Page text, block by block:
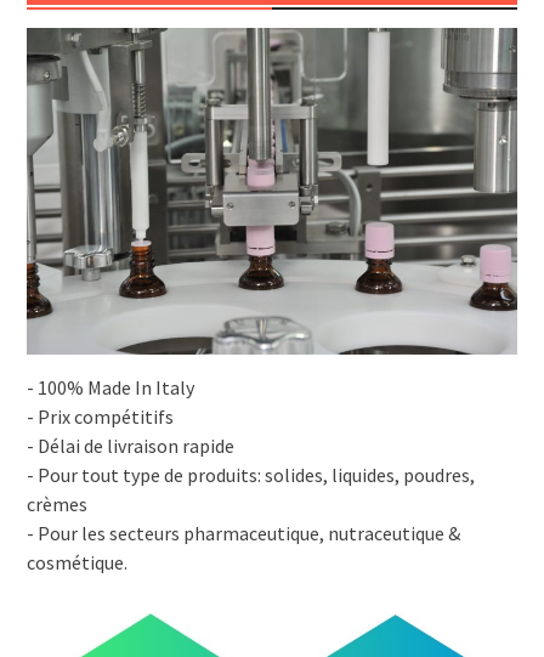
- 100% Made In Italy
- Prix compétitifs
- Délai de livraison rapide
- Pour tout type de produits: solides, liquides, poudres,
crèmes
- Pour les secteurs pharmaceutique, nutraceutique &
cosmétique.